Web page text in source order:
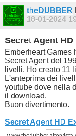
theDUBBER
18-01-2024
Secret Agent
Emberheart Games
Secret Agent del
livelli. Ho creato 11
L'anteprima dei
youtube dove nella
il download.
Buon divertimento.
Secret Agent HD